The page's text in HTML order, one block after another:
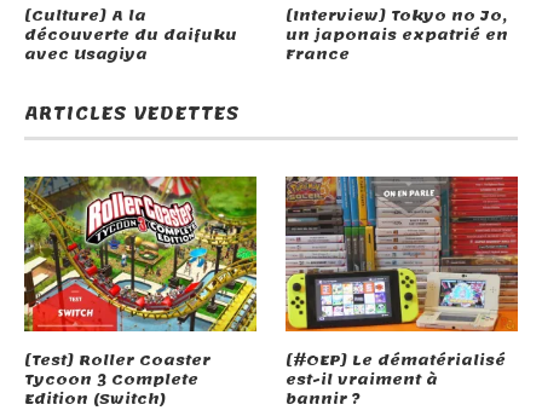
[Culture] A la
découverte du daifuku
avec Usagiya
[Interview] Tokyo no Jo,
un japonais expatrié en
France
ARTICLES VEDETTES
[Test] Roller Coaster
Tycoon 3 Complete
Edition (Switch)
[#OEP] Le dématérialisé
est-il vraiment à
bannir ?